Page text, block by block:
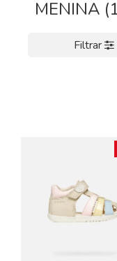
MENINA
Filtrar